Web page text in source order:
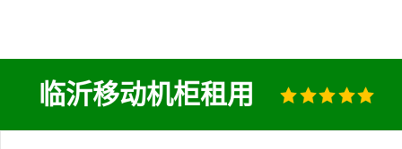
临沂移动机柜租用